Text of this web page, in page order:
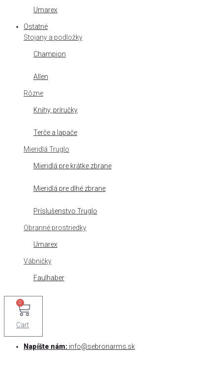
Umarex
Ostatné
Stojany a podložky
Champion
Allen
Rôzne
Knihy, príručky
Terče a lapače
Mieridlá Truglo
Mieridlá pre krátke zbrane
Mieridlá pre dlhé zbrane
Príslušenstvo Truglo
Obranné prostriedky
Umarex
Vábničky
Faulhaber
0
Cart
Napíšte nám: info@sebronarms.sk